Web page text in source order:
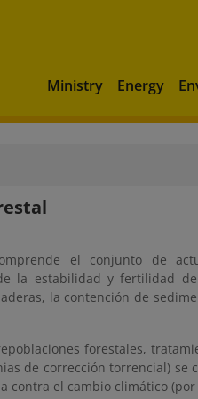
Ministry Energy
el conjunto de
la estabilidad y fertilidad
la contención de
forestales,
de corrección torrencial) se
contra el cambio climático